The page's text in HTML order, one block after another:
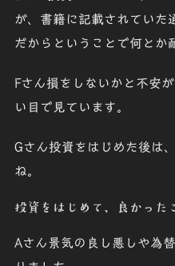
が、書籍に記載されていた
だからということで何とか
Fさん損をしないかと不安
い目で見ています。
Gさん投資をはじめた後は
ね。
投資をはじめて、良かった
Aさん景気の良し悪しや為